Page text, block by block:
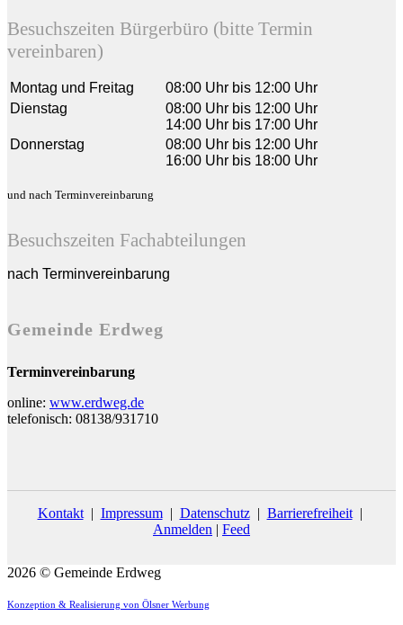
Besuchszeiten Bürgerbüro (bitte Termin
vereinbaren)
Montag und Freitag
08:00 Uhr bis 12:00 Uhr
Dienstag
08:00 Uhr bis 12:00 Uhr
14:00 Uhr bis 17:00 Uhr
Donnerstag
08:00 Uhr bis 12:00 Uhr
16:00 Uhr bis 18:00 Uhr
und nach Terminvereinbarung
Besuchszeiten Fachabteilungen
nach Terminvereinbarung
Gemeinde Erdweg
Terminvereinbarung
online: www.erdweg.de
telefonisch: 08138/931710
Kontakt| Impressum| Datenschutz| Barrierefreiheit|
Anmelden
Feed
2026 © Gemeinde Erdweg
Konzeption & Realisierung von Ölsner Werbung